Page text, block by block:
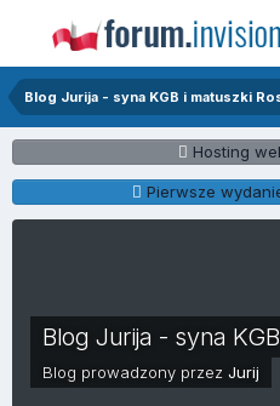
Blog Jurija - syna KGB i matuszki
Hosting
Pierwsze
Blog Jurija - syna
Blog prowadzony przez Jurij